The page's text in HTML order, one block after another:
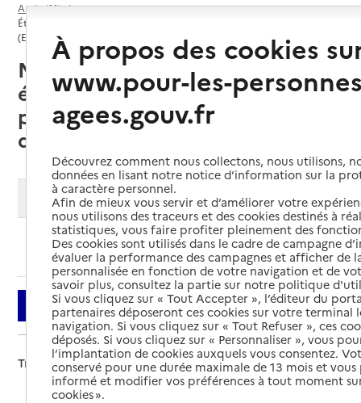
Aude (11)
Établissement d'hébergement pour personnes âgées dépendantes
(EHPAD)
Narbonne (11100) : liste des 6
établissements d'hébergement
pour personnes âgées
dépendantes (EHPAD)
Modifier ma recherche
Ajouter cette recherche aux favoris
Filtrer
Trier par :
À propos des cookies
www.pour-les-
agees.gouv.fr
Découvrez comment nous collectons, nous utilisons,
données en lisant notre notice d’information sur la
à caractère personnel.
Afin de mieux vous servir et d’améliorer votre
nous utilisons des traceurs et des cookies destinés à
statistiques, vous faire profiter pleinement des
Des cookies sont utilisés dans le cadre de campagne
évaluer la performance des campagnes et afficher de
personnalisée en fonction de votre navigation et de
savoir plus, consultez la partie sur notre politique
Si vous cliquez sur « Tout Accepter », l’éditeur du
partenaires déposeront ces cookies sur votre terminal
navigation. Si vous cliquez sur « Tout Refuser », ces
déposés. Si vous cliquez sur « Personnaliser », vous
l’implantation de cookies auxquels vous consentez.
conservé pour une durée maximale de 13 mois et
informé et modifier vos préférences à tout moment
cookies ».